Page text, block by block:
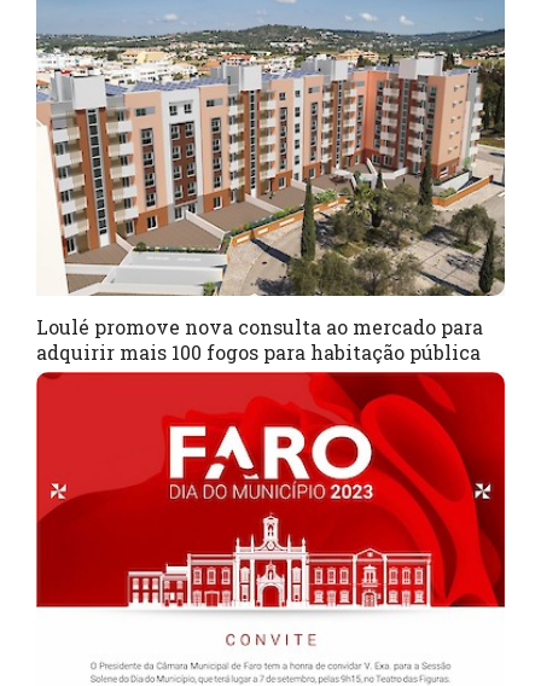
Loulé promove nova consulta ao mercado para
adquirir mais 100 fogos para habitação pública